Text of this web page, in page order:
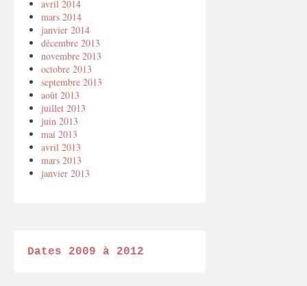
avril 2014
mars 2014
janvier 2014
décembre 2013
novembre 2013
octobre 2013
septembre 2013
août 2013
juillet 2013
juin 2013
mai 2013
avril 2013
mars 2013
janvier 2013
Dates 2009 à 2012